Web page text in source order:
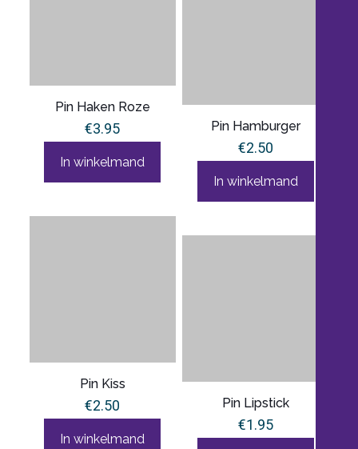
Pin Haken Roze
€3.95
In winkelmand
Pin Hamburger
€2.50
In winkelmand
Pin Kiss
€2.50
In winkelmand
Pin Lipstick
€1.95